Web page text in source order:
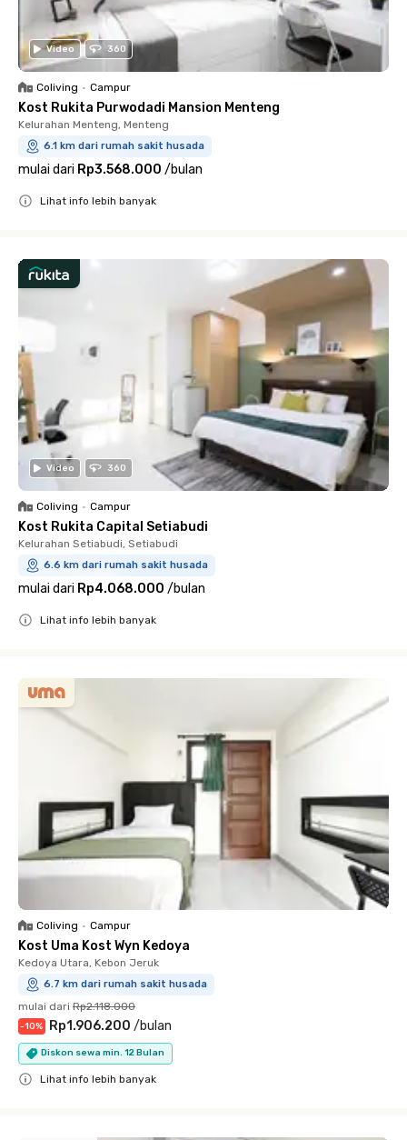
Video 360
Coliving • Campur
Kost Rukita Purwodadi Mansion Menteng
Kelurahan Menteng, Menteng
6.1 km dari rumah sakit husada
mulai dari Rp3.568.000 /bulan
Lihat info lebih banyak
Video 360
Coliving • Campur
Kost Rukita Capital Setiabudi
Kelurahan Setiabudi, Setiabudi
6.6 km dari rumah sakit husada
mulai dari Rp4.068.000 /bulan
Lihat info lebih banyak
Coliving • Campur
Kost Uma Kost Wyn Kedoya
Kedoya Utara, Kebon Jeruk
6.7 km dari rumah sakit husada
mulai dari Rp2.118.000
-10% Rp1.906.200 /bulan
Diskon sewa min. 12 Bulan
Lihat info lebih banyak